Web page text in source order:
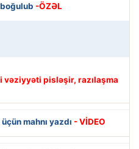
-ÖZƏL
vəziyyəti pisləşir, razılaşma
mahnı yazdı - VİDEO